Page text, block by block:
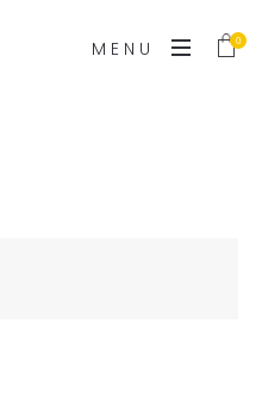
0
MENU